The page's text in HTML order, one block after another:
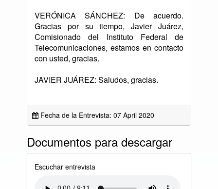
VERÓNICA SÁNCHEZ: De acuerdo.
Gracias por su tiempo, Javier Juárez,
Comisionado del Instituto Federal de
Telecomunicaciones, estamos en contacto
con usted, gracias.
JAVIER JUÁREZ: Saludos, gracias.
Fecha de la Entrevista: 07 April 2020
Documentos para descargar
Escuchar entrevista